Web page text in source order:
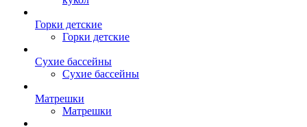
Горки детские
Горки детские
Сухие бассейны
Сухие бассейны
Матрешки
Матрешки